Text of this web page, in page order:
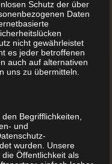
Schutz der über
Daten
nicht gewährleistet
es jeder betroffenen
auch auf alternativen
uns zu übermitteln.
Begrifflichkeiten,
und
wurden. Unsere
Öffentlichkeit als